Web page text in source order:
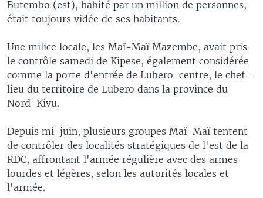
Butembo (est), habité par un million de personnes,
était toujours vidée de ses habitants.
Une milice locale, les Maï-Maï Mazembe, avait pris
le contrôle samedi de Kipese, également considérée
comme la porte d'entrée de Lubero-centre, le chef-
lieu du territoire de Lubero dans la province du
Nord-Kivu.
Depuis mi-juin, plusieurs groupes Maï-Maï tentent
de contrôler des localités stratégiques de l'est de la
RDC, affrontant l'armée régulière avec des armes
lourdes et légères, selon les autorités locales et
l'armée.